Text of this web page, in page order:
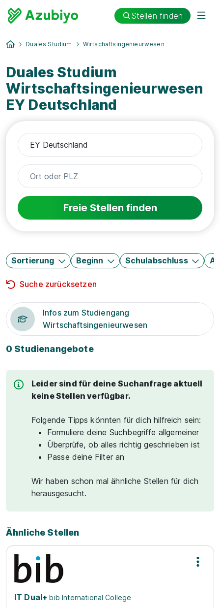
Stellen finden
Duales Studium Wirtschaftsingenieurwesen
Duales Studium
Wirtschaftsingenieurwesen
EY Deutschland
Freie Stellen finden
Sortierung Beginn Schulabschluss
Suche zurücksetzen
Infos zum Studiengang
Wirtschaftsingenieurwesen
0 Studienangebote
Leider sind für deine Suchanfrage aktuell
keine Stellen verfügbar.
Folgende Tipps könnten für dich hilfreich sein:
Formuliere deine Suchbegriffe allgemeiner
Überprüfe, ob alles richtig geschrieben ist
Passe deine Filter an
Wir haben schon mal ähnliche Stellen für dich
herausgesucht.
Ähnliche Stellen
IT Dual+ bib International College